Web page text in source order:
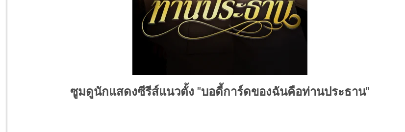
ซูมดูนักแสดงซีรีส์แนวตั้ง "บอดี้การ์ดของฉันคือท่านประธาน"